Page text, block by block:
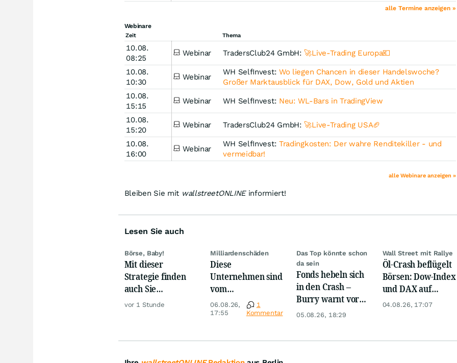
alle Termine anzeigen »
Webinare
Zeit Thema
10.08.
08:25
Webinar TradersClub24 GmbH: 🚀Live-Trading Europa💶
10.08.
10:30
Webinar
WH SelfInvest: Wo liegen Chancen in dieser Handelswoche?
Großer Marktausblick für DAX, Dow, Gold und Aktien
10.08.
15:15
Webinar WH SelfInvest: Neu: WL-Bars in TradingView
10.08.
15:20
Webinar TradersClub24 GmbH: 🚀Live-Trading USA🏈
10.08.
16:00
Webinar
WH SelfInvest: Tradingkosten: Der wahre Renditekiller - und
vermeidbar!
alle Webinare anzeigen »
Bleiben Sie mit wallstreetONLINEinformiert!
Lesen Sie auch
Börse, Baby!
Mit dieser
Strategie finden
auch Sie
zuverlässig
vor 1 Stunde
Milliardenschäden
Diese
Unternehmen sind
vom
Niedrigwasser
besonders
06.08.26,
17:55
1
Kommentar
Das Top könnte schon
da sein
Fonds hebeln sich
in den Crash –
Burry warnt vor
einem Absturz wie
05.08.26, 18:29
Wall Street mit Rallye
Öl-Crash beflügelt
Börsen: Dow-Index
und DAX auf
Rekord, Gold zieht
04.08.26, 17:07